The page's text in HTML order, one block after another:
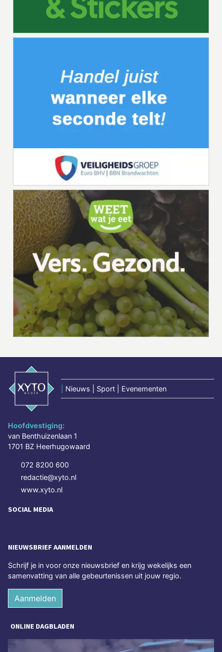
Nieuws | Sport | Evenementen
Hoofdvestiging:
van Benthuizenlaan 1
1701 BZ Heerhugowaard
072 8200 600
redactie@xyto.nl
www.xyto.nl
SOCIAL MEDIA
NIEUWSBRIEF AANMELDEN
Schrijf je in voor onze nieuwsbrief en krijg wekelijks een
samenvatting van alle gebeurtenissen uit jouw regio.
Aanmelden
ONLINE DAGBLADEN